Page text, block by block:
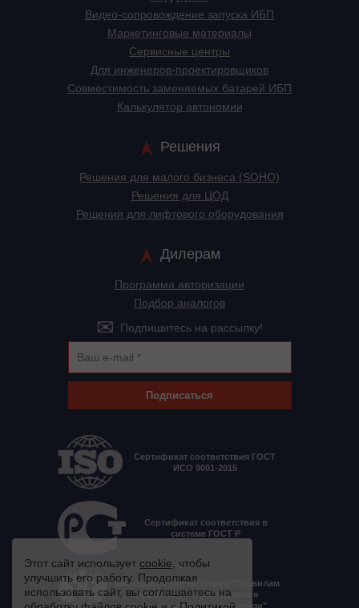
Видео-сопровождение запуска ИБП
Маркетинговые материалы
Сервисные центры
Для инженеров-проектировщиков
Cовместимость заменяемых батарей ИБП
Калькулятор автономии
Решения
Решения для малого бизнеса (SOHO)
Решения для ЦОД
Решения для лифтового оборудования
Дилерам
Программа авторизации
Подбор аналогов
Подпишитесь на рассылку!
Подписаться
Сертификат соответствия ГОСТ
ИСО 9001-2015
Сертификат соответствия в
системе ГОСТ Р
Декларация соответствия "Правилам
применения оборудования
электропитания средств связи"
Этот сайт использует cookie , чтобы
улучшить его работу. Продолжая
использовать сайт, вы соглашаетесь на